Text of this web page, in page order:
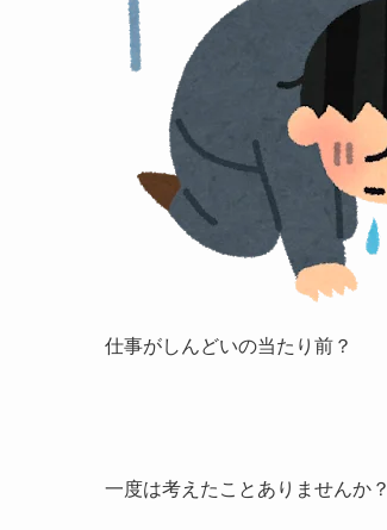
仕事がしんどいの当たり前？
一度は考えたことありませんか？